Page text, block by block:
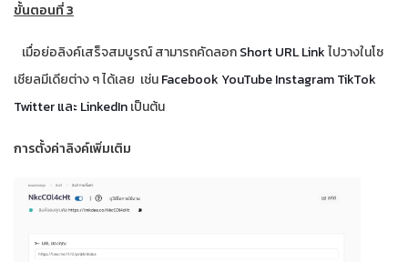
ขั้นตอนที่ 3
เมื่อย่อลิงค์เสร็จสมบูรณ์ สามารถคัดลอกShort URL Linkไปวางในโซ
เชียลมีเดียต่าง ๆ ได้เลย เช่นFacebook YouTube Instagram TikTok
Twitter และ LinkedInเป็นต้น
การตั้งค่าลิงค์เพิ่มเติม